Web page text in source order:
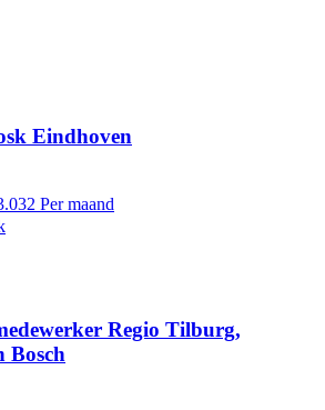
Eindhoven
Per maand
Regio Tilburg,
Bosch